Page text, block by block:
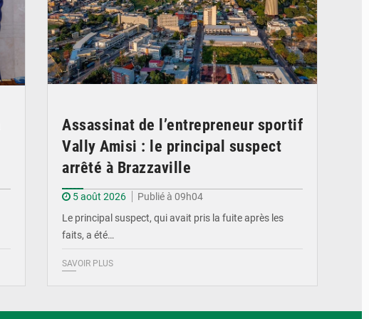
Assassinat de l’entrepreneur sportif
Vally Amisi : le principal suspect
arrêté à Brazzaville
5 août 2026
Publié à 09h04
Le principal suspect, qui avait pris la fuite après les
faits, a été…
SAVOIR PLUS